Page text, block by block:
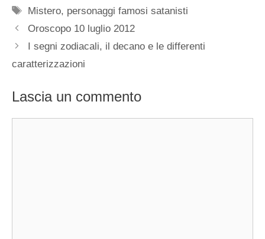
Tag
Mistero, personaggi famosi satanisti
Oroscopo 10 luglio 2012
I segni zodiacali, il decano e le differenti
caratterizzazioni
Lascia un commento